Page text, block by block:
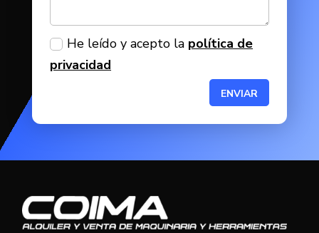
He leído y acepto la política de
privacidad
ENVIAR